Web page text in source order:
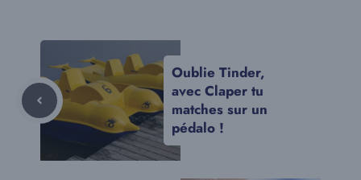
Oublie Tinder,
avec Claper tu
matches sur un
pédalo !